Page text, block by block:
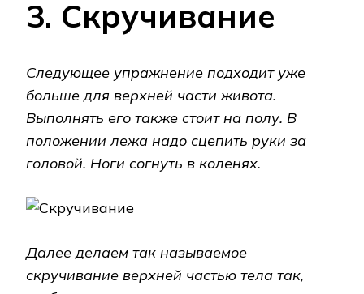
3. Cкручивание
Следующее упражнение подходит уже
больше для верхней части живота.
Выполнять его также стоит на полу. В
положении лежа надо сцепить руки за
головой. Ноги согнуть в коленях.
Далее делаем так называемое
скручивание верхней частью тела так,